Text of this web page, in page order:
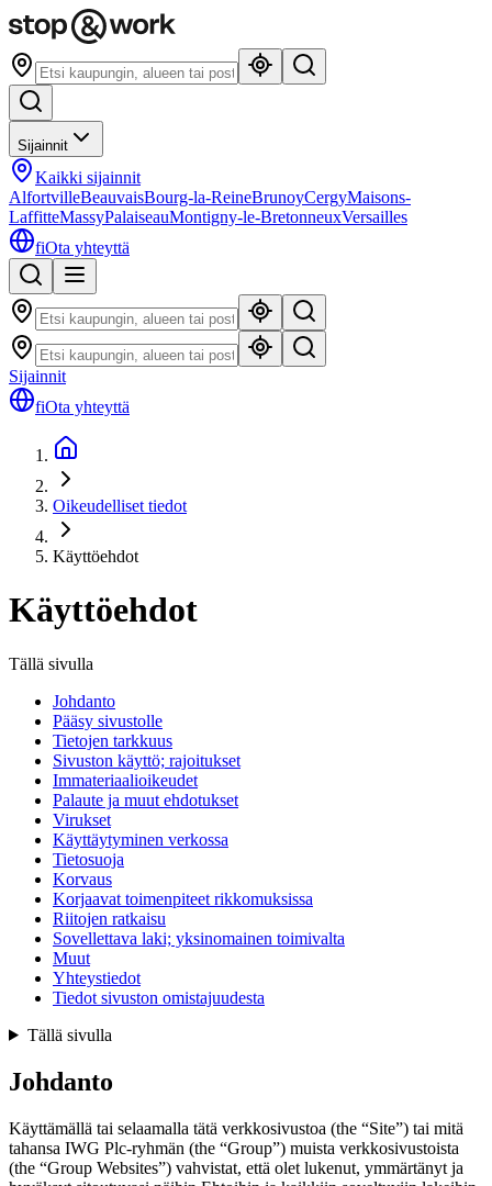
Sijainnit
Kaikki sijainnit
AlfortvilleBeauvaisBourg-la-ReineBrunoyCergyMaisons-
LaffitteMassyPalaiseauMontigny-le-BretonneuxVersailles
fiOta yhteyttä
Sijainnit
fiOta yhteyttä
Oikeudelliset tiedot
Käyttöehdot
Käyttöehdot
Tällä sivulla
Johdanto
Pääsy sivustolle
Tietojen tarkkuus
Sivuston käyttö; rajoitukset
Immateriaalioikeudet
Palaute ja muut ehdotukset
Virukset
Käyttäytyminen verkossa
Tietosuoja
Korvaus
Korjaavat toimenpiteet rikkomuksissa
Riitojen ratkaisu
Sovellettava laki; yksinomainen toimivalta
Muut
Yhteystiedot
Tiedot sivuston omistajuudesta
Tällä sivulla
Johdanto
Käyttämällä tai selaamalla tätä verkkosivustoa (the “Site”) tai mitä
tahansa IWG Plc‑ryhmän (the “Group”) muista verkkosivustoista
(the “Group Websites”) vahvistat, että olet lukenut, ymmärtänyt ja